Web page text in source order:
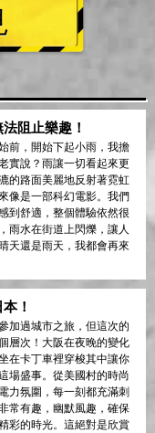
阻止樂趣！
前，開始下起小雨，我擔
實說？雨讓一切看起來更
的路面美麗地反射著霓虹
像是一部科幻電影。我們
到舒適，整個體驗依然很
雨水在街道上閃爍，讓人
天還是雨天，我都會再來
！
加過城市之旅，但這次的
層次！大阪在夜晚的變化
在卡丁車裡穿梭其中讓你
場盛事。從美國村的時尚
力氛圍，每一刻都充滿刺
常有趣，幽默風趣，確保
彩的時光。這絕對是欣賞